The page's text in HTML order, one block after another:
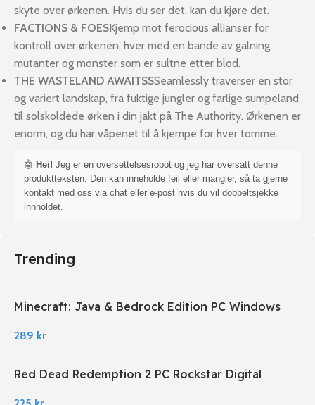
skyte over ørkenen. Hvis du ser det, kan du kjøre det.
FACTIONS & FOESKjemp mot ferocious allianser for
kontroll over ørkenen, hver med en bande av galning,
mutanter og monster som er sultne etter blod.
THE WASTELAND AWAITSSSeamlessly traverser en stor
og variert landskap, fra fuktige jungler og farlige sumpeland
til solskoldede ørken i din jakt på The Authority. Ørkenen er
enorm, og du har våpenet til å kjempe for hver tomme.
🤖 Hei! Jeg er en oversettelsesrobot og jeg har oversatt denne
produktteksten. Den kan inneholde feil eller mangler, så ta gjerne
kontakt med oss via chat eller e-post hvis du vil dobbeltsjekke
innholdet.
Trending
Minecraft: Java & Bedrock Edition PC Windows
289 kr
Red Dead Redemption 2 PC Rockstar Digital